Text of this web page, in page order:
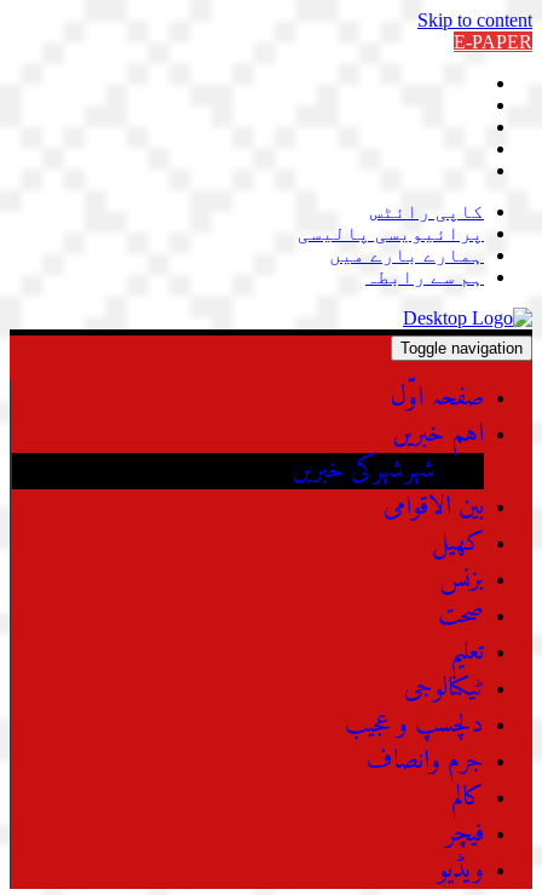
Skip to content
E-PAPER
کاپی رائٹس
پرائیویسی پالیسی
ہمارے بارے میں
ہم سے رابطہ
Toggle navigation
صفحہ اوّل
اہم خبریں
شہرشہرکی خبریں
بین الاقوامی
کھیل
بزنس
صحت
تعلیم
ٹیکنالوجی
دلچسپ و عجیب
جرم وانصاف
کالم
فیچر
ویڈیو